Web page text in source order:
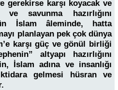
gerekirse karşı koyacak ve
savunma hazırlığını
İslam âleminde, hatta
planlayan pek çok dünya
karşı güç ve gönül birliği
altyapı hazırlığını
İslam adına ve insanlığı
gelmesi hüsran ve